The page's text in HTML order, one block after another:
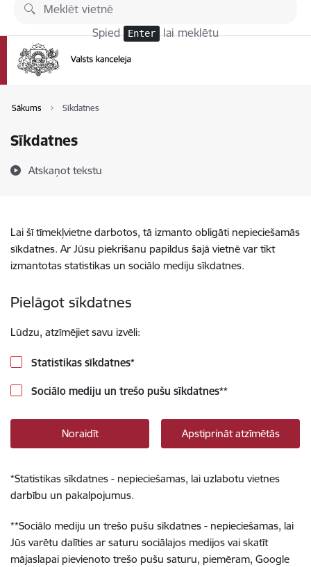
Pāriet uz lapas saturu
Spied Enter lai meklētu
Sākums Sīkdatnes
Sīkdatnes
Atskaņot tekstu
Lai šī tīmekļvietne darbotos, tā izmanto obligāti nepieciešamās
sīkdatnes. Ar Jūsu piekrišanu papildus šajā vietnē var tikt
izmantotas statistikas un sociālo mediju sīkdatnes.
Pielāgot sīkdatnes
Lūdzu, atzīmējiet savu izvēli:
Statistikas sīkdatnes*
Sociālo mediju un trešo pušu sīkdatnes**
Noraidīt Apstiprināt atzīmētās
*Statistikas sīkdatnes - nepieciešamas, lai uzlabotu vietnes
darbību un pakalpojumus.
**Sociālo mediju un trešo pušu sīkdatnes - nepieciešamas, lai
Jūs varētu dalīties ar saturu sociālajos medijos vai skatīt
mājaslapai pievienoto trešo pušu saturu, piemēram, Google